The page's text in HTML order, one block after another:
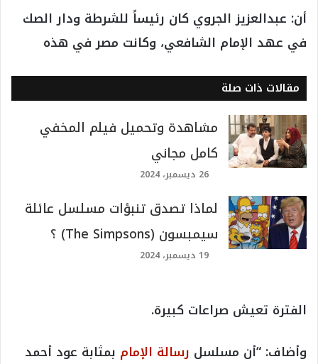
أن: عبدالعزيز الجروي كان رئيساً للشرطة ودار الصك
في عهد الإمام الشافعي، وكانت مصر في هذه
مقالات ذات صلة
مشاهدة وتحميل فيلم المخفي
كامل مجاني
26 ديسمبر، 2024
لماذا تصدق تنبؤات مسلسل عائلة
سيمبسون (The Simpsons) ؟
19 ديسمبر، 2024
الفترة تعيش صراعات كبيرة.
وأضاف: “أن مسلسل رسالة الإمام بمثابة عود أحمد